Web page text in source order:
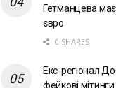
Гетманцева
євро
0 SHARES
Екс-регіонал
фейкові мітинги